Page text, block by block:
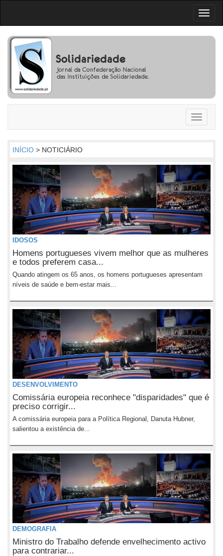
Toggle
INÍCIO > NOTICIÁRIO
IDOSOS
Homens portugueses vivem melhor que as mulheres
e todos preferem casa...
Quando atingem os 65 anos, os homens portugueses apresentam
níveis de saúde e bem-estar mais...
DESENVOLVIMENTO
Comissária europeia reconhece "disparidades" que é
preciso corrigir...
A comissária europeia para a Política Regional, Danuta Hubner,
salientou a existência de...
DEMOGRAFIA
Ministro do Trabalho defende envelhecimento activo
para contrariar...